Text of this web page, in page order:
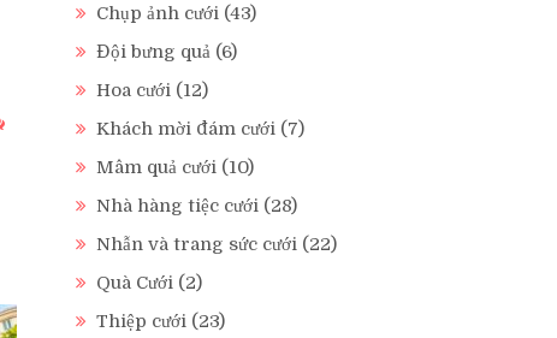
Chụp ảnh cưới (43)
Đội bưng quả (6)
Hoa cưới (12)
Khách mời đám cưới (7)
Mâm quả cưới (10)
Nhà hàng tiệc cưới (28)
Nhẫn và trang sức cưới (22)
Quà Cưới (2)
Thiệp cưới (23)